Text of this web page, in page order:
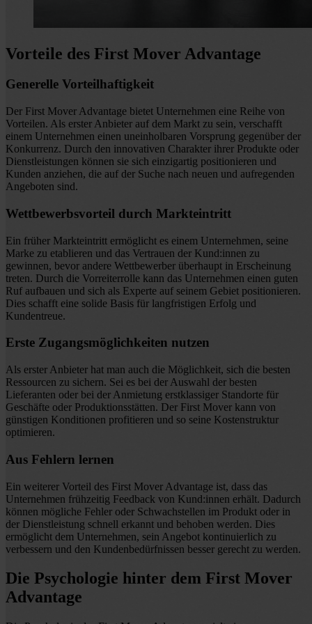
Vorteile des First Mover Advantage
Generelle Vorteilhaftigkeit
Der First Mover Advantage bietet Unternehmen eine Reihe von
Vorteilen. Als erster Anbieter auf dem Markt zu sein, verschafft
einem Unternehmen einen uneinholbaren Vorsprung gegenüber der
Konkurrenz. Durch den innovativen Charakter ihrer Produkte oder
Dienstleistungen können sie sich einzigartig positionieren und
Kunden anziehen, die auf der Suche nach neuen und aufregenden
Angeboten sind.
Wettbewerbsvorteil durch Markteintritt
Ein früher Markteintritt ermöglicht es einem Unternehmen, seine
Marke zu etablieren und das Vertrauen der Kund:innen zu
gewinnen, bevor andere Wettbewerber überhaupt in Erscheinung
treten. Durch die Vorreiterrolle kann das Unternehmen einen guten
Ruf aufbauen und sich als Experte auf seinem Gebiet positionieren.
Dies schafft eine solide Basis für langfristigen Erfolg und
Kundentreue.
Erste Zugangsmöglichkeiten nutzen
Als erster Anbieter hat man auch die Möglichkeit, sich die besten
Ressourcen zu sichern. Sei es bei der Auswahl der besten
Lieferanten oder bei der Anmietung erstklassiger Standorte für
Geschäfte oder Produktionsstätten. Der First Mover kann von
günstigen Konditionen profitieren und so seine Kostenstruktur
optimieren.
Aus Fehlern lernen
Ein weiterer Vorteil des First Mover Advantage ist, dass das
Unternehmen frühzeitig Feedback von Kund:innen erhält. Dadurch
können mögliche Fehler oder Schwachstellen im Produkt oder in
der Dienstleistung schnell erkannt und behoben werden. Dies
ermöglicht dem Unternehmen, sein Angebot kontinuierlich zu
verbessern und den Kundenbedürfnissen besser gerecht zu werden.
Die Psychologie hinter dem First Mover
Advantage